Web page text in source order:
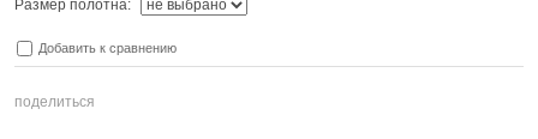
Размер полотна:
Добавить к сравнению
поделиться